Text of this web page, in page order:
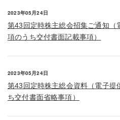
2023年05月24日
第43回定時株主総会招集ご通知（
項のうち交付書面記載事項）
2023年05月24日
第43回定時株主総会資料（電子提
ち交付書面省略事項）